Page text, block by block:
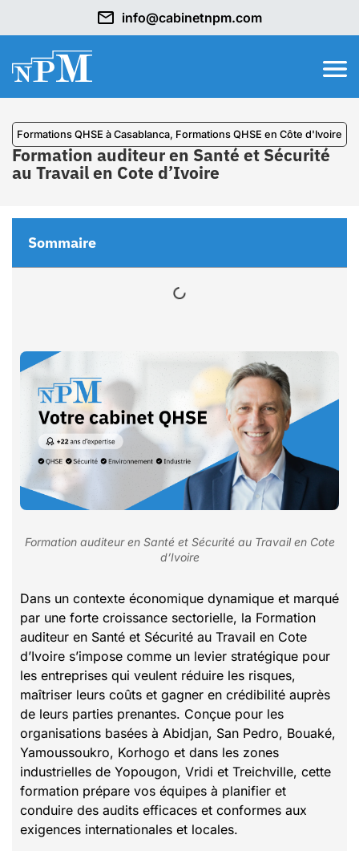
info@cabinetnpm.com
Formations QHSE à Casablanca, Formations QHSE en Côte d'Ivoire
Formation auditeur en Santé et Sécurité
au Travail en Cote d’Ivoire
Formation auditeur en Santé et Sécurité au Travail en Cote
d’Ivoire
Dans un contexte économique dynamique et marqué
par une forte croissance sectorielle, la Formation
auditeur en Santé et Sécurité au Travail en Cote
d’Ivoire s’impose comme un levier stratégique pour
les entreprises qui veulent réduire les risques,
maîtriser leurs coûts et gagner en crédibilité auprès
de leurs parties prenantes. Conçue pour les
organisations basées à Abidjan, San Pedro, Bouaké,
Yamoussoukro, Korhogo et dans les zones
industrielles de Yopougon, Vridi et Treichville, cette
formation prépare vos équipes à planifier et
conduire des audits efficaces et conformes aux
exigences internationales et locales.
Sommaire